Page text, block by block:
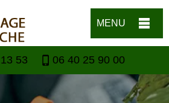
MENU
53 06 40 25 90 00